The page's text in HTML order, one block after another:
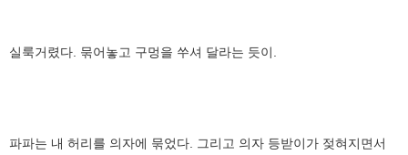
실룩거렸다. 묶어놓고 구멍을 쑤셔 달라는 듯이.
파파는 내 허리를 의자에 묶었다. 그리고 의자 등받이가 젖혀지면서